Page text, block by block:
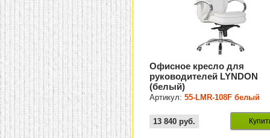
Офисное кресло для
руководителей LYNDON
(белый)
Артикул:55-LMR-108F белый
13 840 руб.